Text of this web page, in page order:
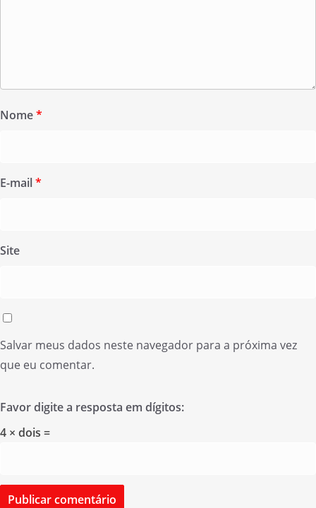
Nome*
E-mail*
Site
Salvar meus dados neste navegador para a próxima vez
que eu comentar.
Favor digite a resposta em dígitos:
4 × dois =